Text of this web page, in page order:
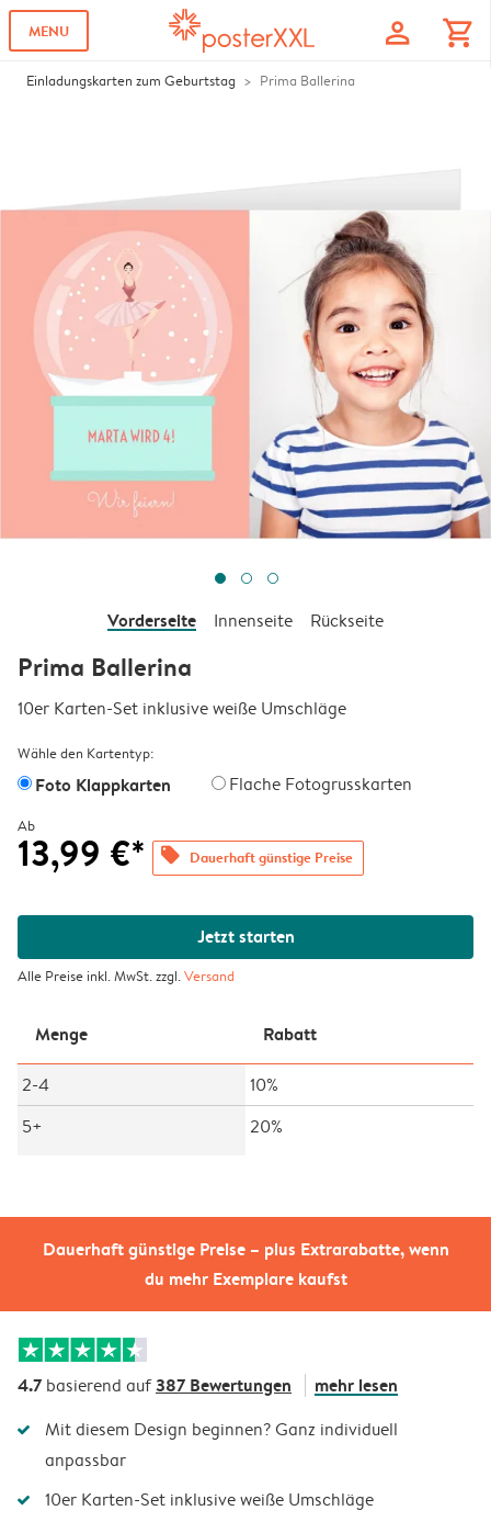
MENU profile shopping_cart
Einladungskarten zum Geburtstag Prima Ballerina
Dauerhaft günstige Preise – plus Extrarabatte, wenn
du mehr Exemplare kaufst
Vorderseite Innenseite Rückseite
Prima Ballerina
10er Karten-Set inklusive weiße Umschläge
Wähle den Kartentyp:
Foto Klappkarten Flache Fotogrusskarten
Ab
13,99 €* offers Dauerhaft günstige Preise
Jetzt starten
Alle Preise inkl. MwSt. zzgl.Versand
Menge Rabatt
2-4
10%
5+
20%
4.7 basierend auf387 Bewertungen mehr lesen
Mit diesem Design beginnen? Ganz individuell
anpassbar
10er Karten-Set inklusive weiße Umschläge